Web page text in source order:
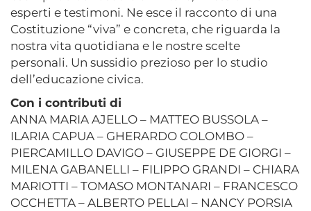
esperti e testimoni. Ne esce il racconto di una
Costituzione “viva” e concreta, che riguarda la
nostra vita quotidiana e le nostre scelte
personali. Un sussidio prezioso per lo studio
dell’educazione civica.
Con i contributi di
ANNA MARIA AJELLO – MATTEO BUSSOLA –
ILARIA CAPUA – GHERARDO COLOMBO –
PIERCAMILLO DAVIGO – GIUSEPPE DE GIORGI –
MILENA GABANELLI – FILIPPO GRANDI – CHIARA
MARIOTTI – TOMASO MONTANARI – FRANCESCO
OCCHETTA – ALBERTO PELLAI – NANCY PORSIA